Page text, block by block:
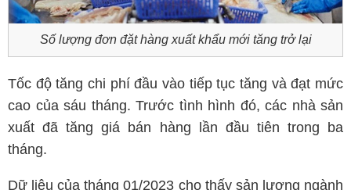
Số lượng đơn đặt hàng xuất khẩu mới tăng trở lại
Tốc độ tăng chi phí đầu vào tiếp tục tăng và đạt mức
cao của sáu tháng. Trước tình hình đó, các nhà sản
xuất đã tăng giá bán hàng lần đầu tiên trong ba
tháng.
Dữ liệu của tháng 01/2023 cho thấy sản lượng ngành